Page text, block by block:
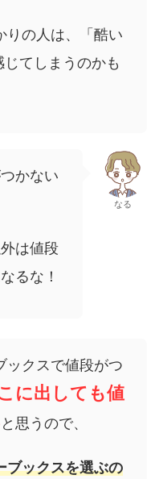
りの人は、「酷い
てしまうのかも
かない
は値段
るな！
なる
ックスで値段がつ
に出しても値
と思うので、
ブックスを選ぶの